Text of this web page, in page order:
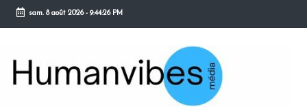
Skip
content
sam. 8 août 2026- 9:44:27 PM